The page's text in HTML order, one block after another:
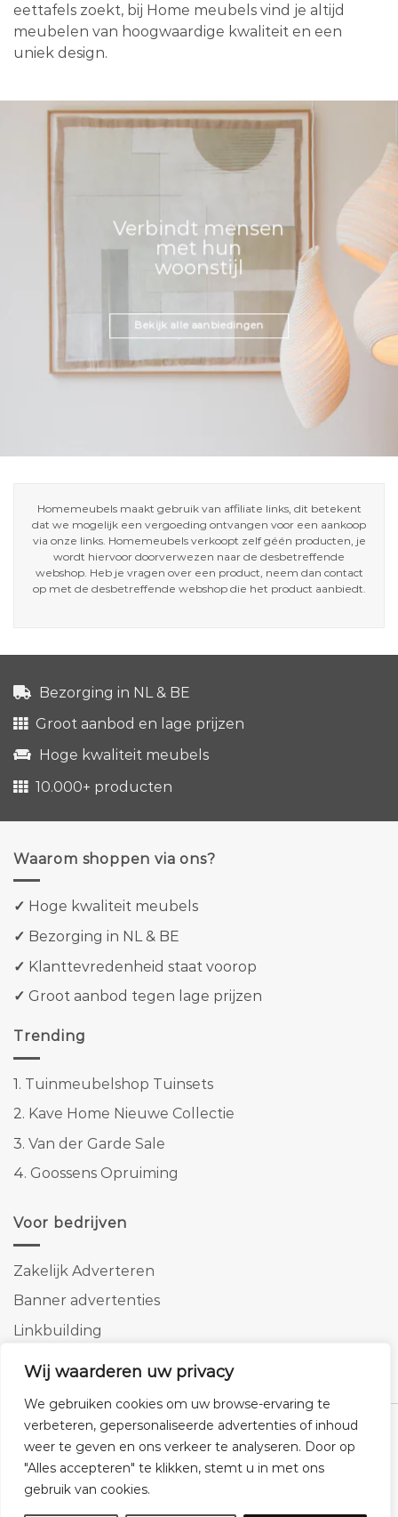
Wij waarderen uw privacy
We gebruiken cookies om uw browse-ervaring te
verbeteren, gepersonaliseerde advertenties of inhoud
weer te geven en ons verkeer te analyseren. Door op
"Alles accepteren" te klikken, stemt u in met ons
gebruik van cookies.
eettafels zoekt, bij Home meubels vind je altijd
meubelen van hoogwaardige kwaliteit en een
uniek design.
Verbindt mensen
met hun
woonstijl
Bekijk alle aanbiedingen
Homemeubels maakt gebruik van affiliate links, dit betekent
dat we mogelijk een vergoeding ontvangen voor een aankoop
via onze links. Homemeubels verkoopt zelf géén producten, je
wordt hiervoor doorverwezen naar de desbetreffende
webshop. Heb je vragen over een product, neem dan contact
op met de desbetreffende webshop die het product aanbiedt.
Bezorging in NL & BE
Groot aanbod en lage prijzen
Hoge kwaliteit meubels
10.000+ producten
Waarom shoppen via ons?
✓ Hoge kwaliteit meubels
✓ Bezorging in NL & BE
✓ Klanttevredenheid staat voorop
✓ Groot aanbod tegen lage prijzen
Trending
1. Tuinmeubelshop Tuinsets
2. Kave Home Nieuwe Collectie
3. Van der Garde Sale
4. Goossens Opruiming
Voor bedrijven
Zakelijk Adverteren
Banner advertenties
Linkbuilding
SEO copywriting
Klantenservice Cookies Privacybeleid Disclaimer